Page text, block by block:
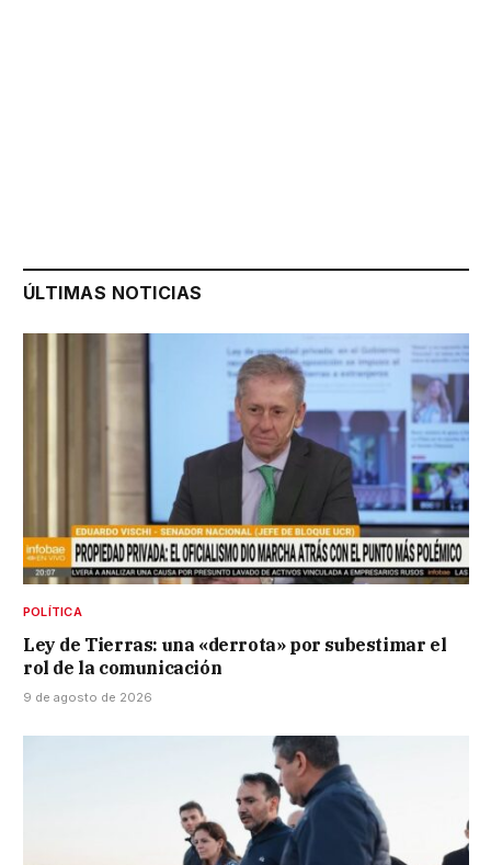
ÚLTIMAS NOTICIAS
POLÍTICA
Ley de Tierras: una «derrota» por subestimar el
rol de la comunicación
9 de agosto de 2026